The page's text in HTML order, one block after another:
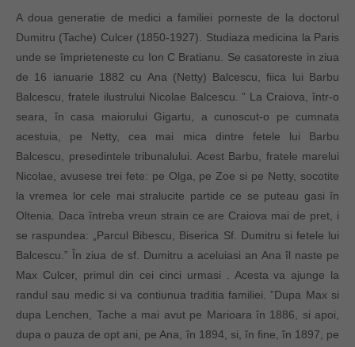
A doua generatie de medici a familiei porneste de la doctorul
Dumitru (Tache) Culcer (1850-1927). Studiaza medicina la Paris
unde se împrieteneste cu Ion C Bratianu. Se casatoreste in ziua
de 16 ianuarie 1882 cu Ana (Netty) Balcescu, fiica lui Barbu
Balcescu, fratele ilustrului Nicolae Balcescu. ” La Craiova, într-o
seara, în casa maiorului Gigartu, a cunoscut-o pe cumnata
acestuia, pe Netty, cea mai mica dintre fetele lui Barbu
Balcescu, presedintele tribunalului. Acest Barbu, fratele marelui
Nicolae, avusese trei fete: pe Olga, pe Zoe si pe Netty, socotite
la vremea lor cele mai stralucite partide ce se puteau gasi în
Oltenia. Daca întreba vreun strain ce are Craiova mai de pret, i
se raspundea: „Parcul Bibescu, Biserica Sf. Dumitru si fetele lui
Balcescu.” În ziua de sf. Dumitru a aceluiasi an Ana îl naste pe
Max Culcer, primul din cei cinci urmasi . Acesta va ajunge la
randul sau medic si va contiunua traditia familiei. ”Dupa Max si
dupa Lenchen, Tache a mai avut pe Marioara în 1886, si apoi,
dupa o pauza de opt ani, pe Ana, în 1894, si, în fine, în 1897, pe